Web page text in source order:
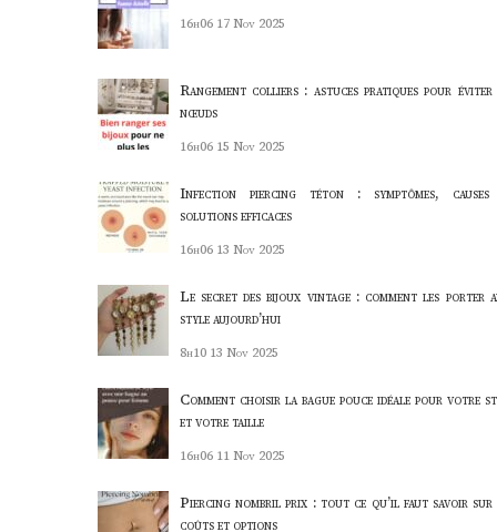
16h06 17 Nov 2025
Rangement colliers : astuces pratiques pour éviter
nœuds
16h06 15 Nov 2025
Infection piercing téton : symptômes,
solutions efficaces
16h06 13 Nov 2025
Le secret des bijoux vintage : comment les porter
style aujourd’hui
8h10 13 Nov 2025
Comment choisir la bague pouce idéale pour votre
et votre taille
16h06 11 Nov 2025
Piercing nombril prix : tout ce qu’il faut savoir sur
coûts et options